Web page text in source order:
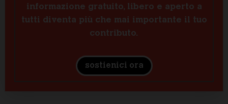
informazione gratuito, libero e aperto a
tutti diventa più che mai importante il tuo
contributo.
sostienici ora